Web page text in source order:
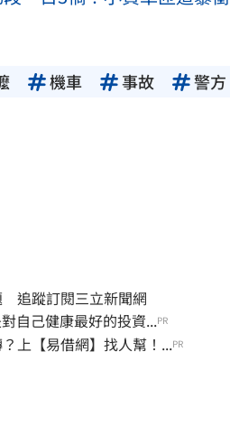
機車 事故 警方
追蹤訂閱三立新聞網
自己健康最好的投資...PR
上【易借網】找人幫！...PR